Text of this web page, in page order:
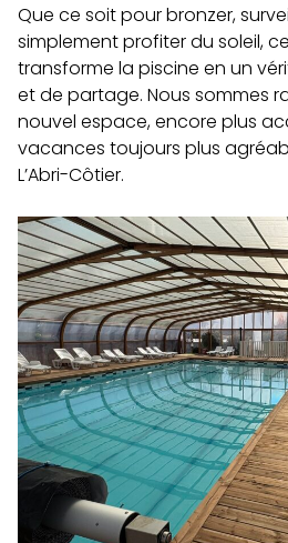
Que ce soit pour bronzer,
simplement profiter du soleil,
transforme la piscine en un
et de partage. Nous sommes
nouvel espace, encore plus
vacances toujours plus
L’Abri-Côtier.